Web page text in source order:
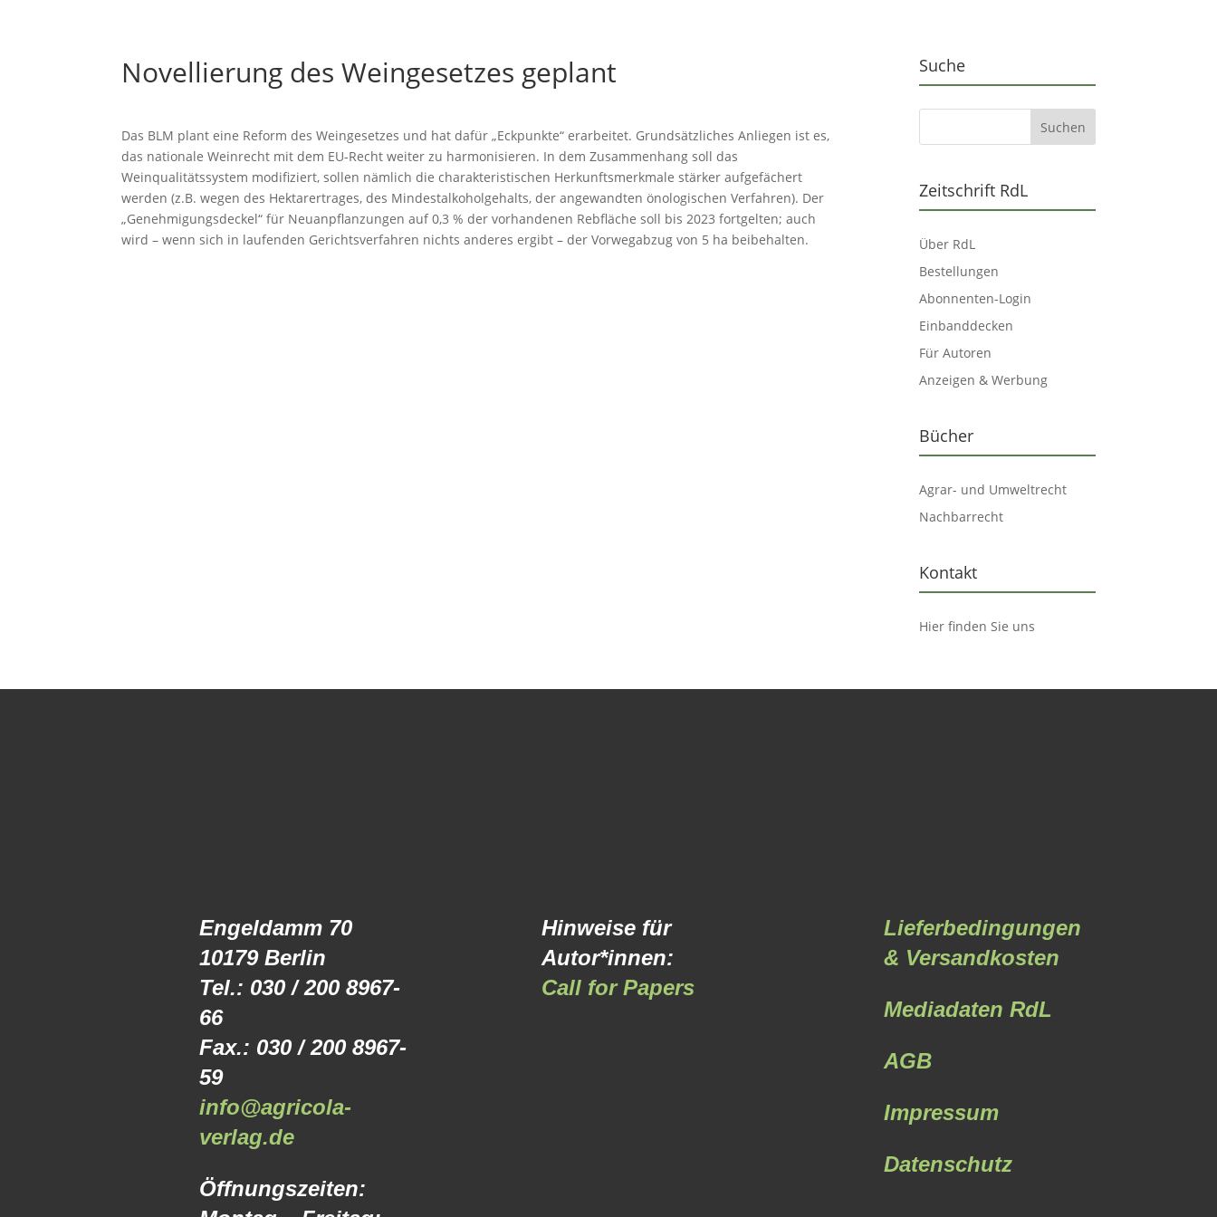
Novellierung des Weingesetzes geplant
Das BLM plant eine Reform des Weingesetzes und hat dafür „Eckpunkte“ erarbeitet. Grundsätzliches Anliegen ist es,
das nationale Weinrecht mit dem EU-Recht weiter zu harmonisieren. In dem Zusammenhang soll das
Weinqualitätssystem modifiziert, sollen nämlich die charakteristischen Herkunftsmerkmale stärker aufgefächert
werden (z.B. wegen des Hektarertrages, des Mindestalkoholgehalts, der angewandten önologischen Verfahren). Der
„Genehmigungsdeckel“ für Neuanpflanzungen auf 0,3 % der vorhandenen Rebfläche soll bis 2023 fortgelten; auch
wird – wenn sich in laufenden Gerichtsverfahren nichts anderes ergibt – der Vorwegabzug von 5 ha beibehalten.
Suche
Zeitschrift RdL
Über RdL
Bestellungen
Abonnenten-Login
Einbanddecken
Für Autoren
Anzeigen & Werbung
Bücher
Agrar- und Umweltrecht
Nachbarrecht
Kontakt
Hier finden Sie uns
Engeldamm 70
10179 Berlin
Tel.: 030 / 200 8967-
66
Fax.: 030 / 200 8967-
59
info@agricola-
verlag.de
Öffnungszeiten:
Hinweise für
Autor*innen:
Call for Papers
Lieferbedingungen
& Versandkosten
Mediadaten RdL
AGB
Impressum
Datenschutz